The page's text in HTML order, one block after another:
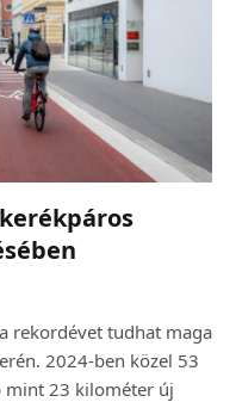
rekordévet tudhat maga
2024-ben közel 53
mint 23 kilométer új